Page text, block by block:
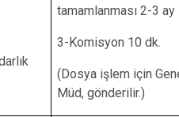
tamamlanması 2-3 ay
3-Komisyon 10 dk.
(Dosya işlem için
Müd, gönderilir.)